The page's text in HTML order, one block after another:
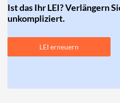
Ist das Ihr LEI? Verlängern
unkompliziert.
LEI erneuern